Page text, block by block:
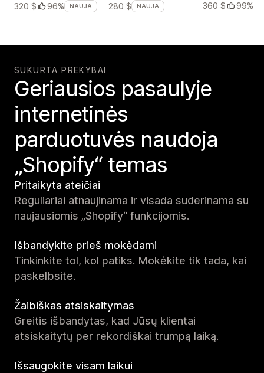
320 $
96% NAUJA
280 $
NAUJA
360 $
99%
SUKURTA PREKYBAI
Geriausios pasaulyje
internetinės
parduotuvės naudoja
„Shopify“ temas
Pritaikyta ateičiai
Reguliariai atnaujinama ir visada suderinama su
naujausiomis „Shopify“ funkcijomis.
Išbandykite prieš mokėdami
Tinkinkite tol, kol patiks. Mokėkite tik tada, kai
paskelbsite.
Žaibiškas atsiskaitymas
Greitis išbandytas, kad Jūsų klientai
atsiskaitytų per rekordiškai trumpą laiką.
Išsaugokite visam laikui